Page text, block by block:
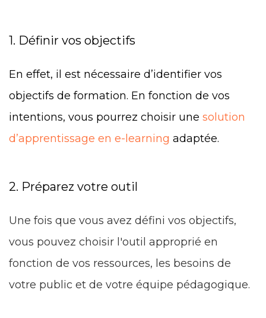
1. Définir vos objectifs
En effet, il est nécessaire d’identifier vos
objectifs de formation. En fonction de vos
intentions, vous pourrez choisir une solution
d’apprentissage en e-learning adaptée.
2. Préparez votre outil
Une fois que vous avez défini vos objectifs,
vous pouvez choisir l'outil approprié en
fonction de vos ressources, les besoins de
votre public et de votre équipe pédagogique.